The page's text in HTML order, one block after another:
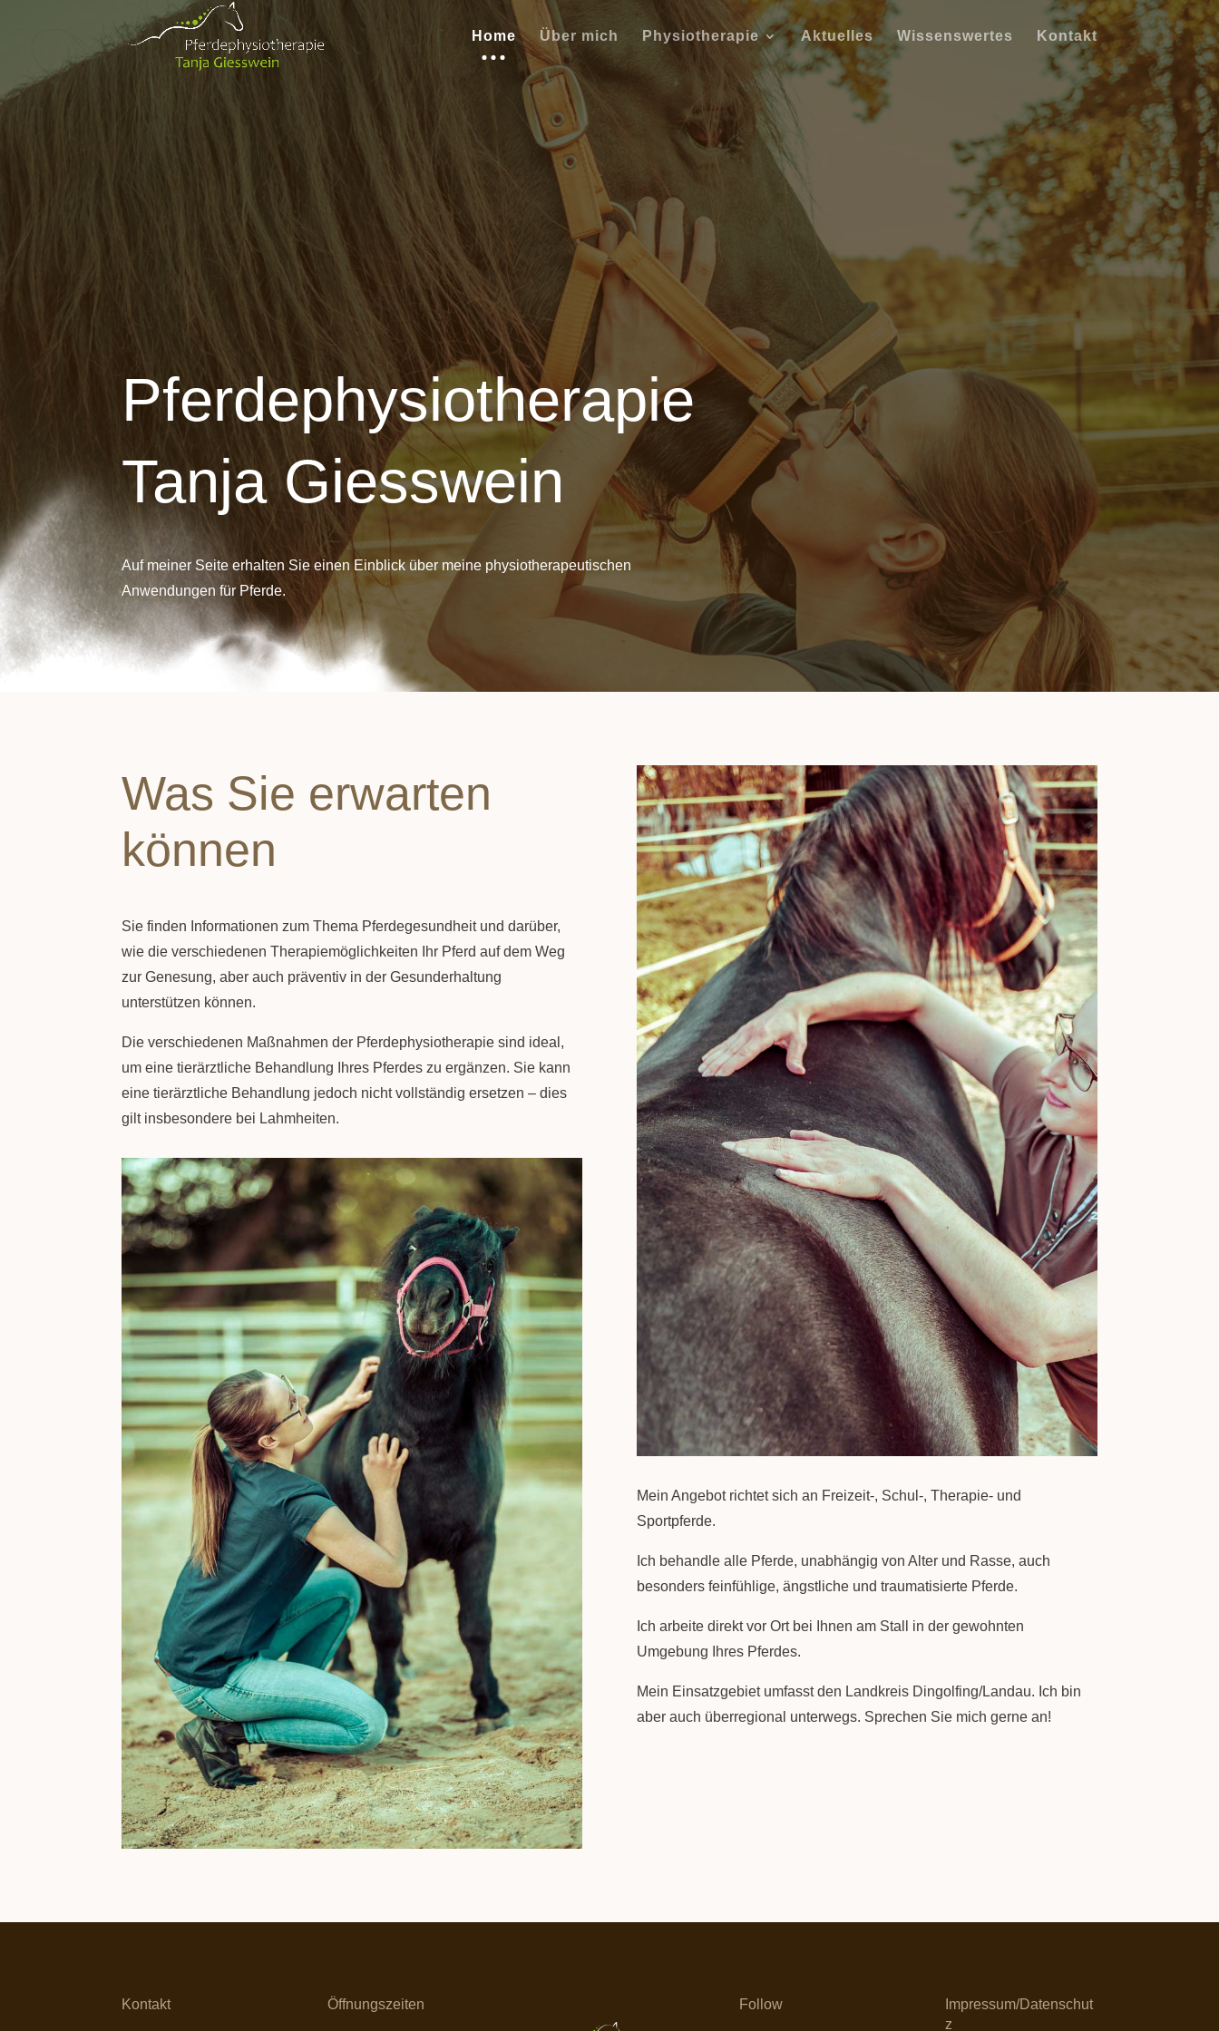
Home Über mich Physiotherapie Aktuelles Wissenswertes Kontakt
Pferdephysiotherapie
Tanja Giesswein
Auf meiner Seite erhalten Sie einen Einblick über meine physiotherapeutischen
Anwendungen für Pferde.
Was Sie erwarten
können
Sie finden Informationen zum Thema Pferdegesundheit und darüber,
wie die verschiedenen Therapiemöglichkeiten Ihr Pferd auf dem Weg
zur Genesung, aber auch präventiv in der Gesunderhaltung
unterstützen können.
Die verschiedenen Maßnahmen der Pferdephysiotherapie sind ideal,
um eine tierärztliche Behandlung Ihres Pferdes zu ergänzen. Sie kann
eine tierärztliche Behandlung jedoch nicht vollständig ersetzen – dies
gilt insbesondere bei Lahmheiten.
Mein Angebot richtet sich an Freizeit-, Schul-, Therapie- und
Sportpferde.
Ich behandle alle Pferde, unabhängig von Alter und Rasse, auch
besonders feinfühlige, ängstliche und traumatisierte Pferde.
Ich arbeite direkt vor Ort bei Ihnen am Stall in der gewohnten
Umgebung Ihres Pferdes.
Mein Einsatzgebiet umfasst den Landkreis Dingolfing/Landau. Ich bin
aber auch überregional unterwegs. Sprechen Sie mich gerne an!
Kontakt Öffnungszeiten Follow
Impressum/Datenschut
z